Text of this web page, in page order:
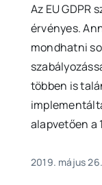
Az EU GDPR
érvényes.
mondhatni
többen is
alapvetően a
2019. május 26.